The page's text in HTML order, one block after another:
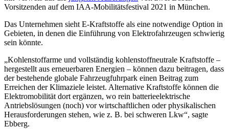
Vorsitzenden auf dem IAA-Mobilitätsfestival 2021 in München.
Das Unternehmen sieht E-Kraftstoffe als eine notwendige Option in
Gebieten, in denen die Einführung von Elektrofahrzeugen schwierig
sein könnte.
„Kohlenstoffarme und vollständig kohlenstoffneutrale Kraftstoffe –
hergestellt aus erneuerbaren Energien – können dazu beitragen, dass
der bestehende globale Fahrzeugfuhrpark einen Beitrag zum
Erreichen der Klimaziele leistet. Alternative Kraftstoffe können die
Elektromobilität dort ergänzen, wo rein batterieelektrische
Antriebslösungen (noch) vor wirtschaftlichen oder physikalischen
Herausforderungen stehen, wie z. B. bei schweren Lkw“, sagte
Ebberg.